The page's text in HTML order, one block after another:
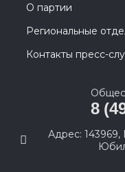
О партии
Региональные
Контакты пресс-
8
Адрес: 143969,